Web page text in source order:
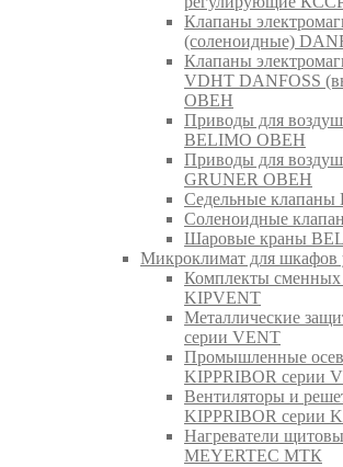
Клапаны
(соленоидные)
Клапаны
VDHT DANFOSS
ОВЕН
Приводы для
BELIMO ОВЕН
Приводы для
GRUNER ОВЕН
Седельные
Соленоидные
Шаровые краны
Микроклимат для шкафов
Комплекты сменных
KIPVENT
Металлические
серии VENT
Промышленные
KIPPRIBOR серии
Вентиляторы и
KIPPRIBOR серии
Нагреватели
MEYERTEC МТК